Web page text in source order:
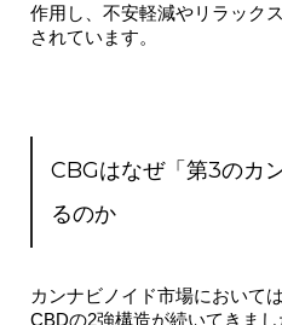
作用し、不安軽減やリラック
されています。
CBGはなぜ「第3のカ
るのか
カンナビノイド市場において
CBDの2強構造が続いてきま